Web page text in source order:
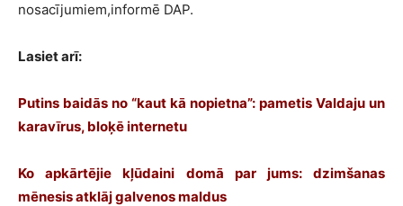
nosacījumiem,informē DAP.
Lasiet arī:
Putins baidās no “kaut kā nopietna”: pametis Valdaju un
karavīrus, bloķē internetu
Ko apkārtējie kļūdaini domā par jums: dzimšanas
mēnesis atklāj galvenos maldus